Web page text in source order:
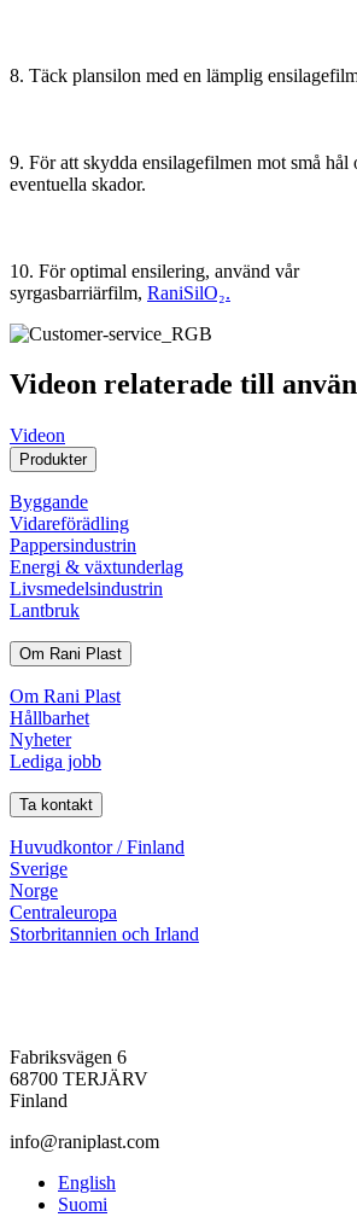
8. Täck plansilon med en lämplig
9. För att skydda ensilagefilmen mot små
eventuella skador.
10. För optimal ensilering, använd vår
syrgasbarriärfilm, RaniSilO₂.
Videon relaterade till
Videon
Produkter
Byggande
Vidareförädling
Pappersindustrin
Energi & växtunderlag
Livsmedelsindustrin
Lantbruk
Om Rani Plast
Om Rani Plast
Hållbarhet
Nyheter
Lediga jobb
Ta kontakt
Huvudkontor / Finland
Sverige
Norge
Centraleuropa
Storbritannien och Irland
Fabriksvägen 6
68700 TERJÄRV
Finland
info@raniplast.com
Facebook
YouTube
Instagram
LinkedInEnglish
Suomi